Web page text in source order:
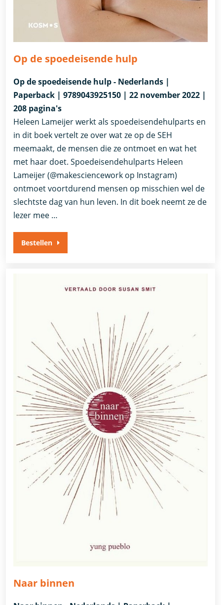
Op de spoedeisende hulp
Op de spoedeisende hulp - Nederlands |
Paperback | 9789043925150 | 22 november 2022 |
208 pagina's
Heleen Lameijer werkt als spoedeisendehulparts en
in dit boek vertelt ze over wat ze op de SEH
meemaakt, de mensen die ze ontmoet en wat het
met haar doet. Spoedeisendehulparts Heleen
Lameijer (@makesciencework op Instagram)
ontmoet voortdurend mensen op misschien wel de
slechtste dag van hun leven. In dit boek neemt ze de
lezer mee …
Bestellen
Naar binnen